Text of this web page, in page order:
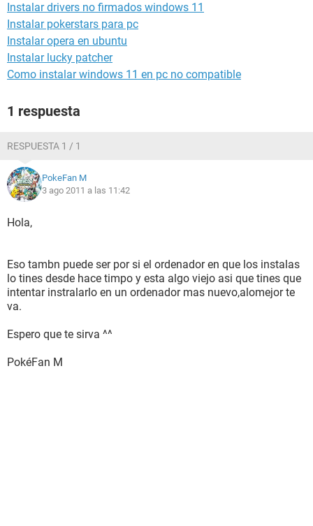
Instalar drivers no firmados windows 11
Instalar pokerstars para pc
Instalar opera en ubuntu
Instalar lucky patcher
Como instalar windows 11 en pc no compatible
1 respuesta
RESPUESTA 1 / 1
PokeFan M
3 ago 2011 a las 11:42
Hola,
Eso tambn puede ser por si el ordenador en que los instalas
lo tines desde hace timpo y esta algo viejo asi que tines que
intentar instralarlo en un ordenador mas nuevo,alomejor te
va.
Espero que te sirva ^^
PokéFan M